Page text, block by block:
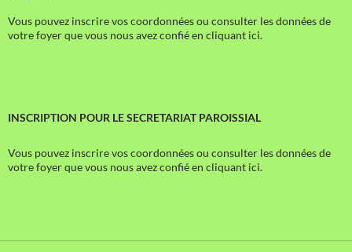
Vous pouvez inscrire vos coordonnées ou consulter les données de
votre foyer que vous nous avez confié en cliquant ici.
INSCRIPTION POUR LE SECRETARIAT PAROISSIAL
Vous pouvez inscrire vos coordonnées ou consulter les données de
votre foyer que vous nous avez confié en cliquant ici.